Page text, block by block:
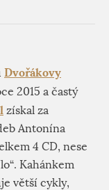
Dvořákovy
2015 a častý
získal za
Antonína
4 CD, nese
Kahánkem
větší cykly,